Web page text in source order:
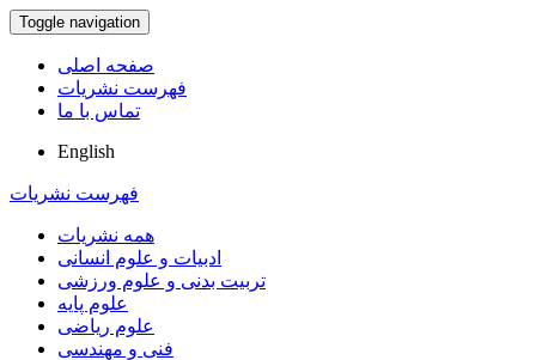
Toggle navigation
صفحه اصلی
فهرست نشریات
تماس با ما
English
فهرست نشریات
همه نشریات
ادبیات و علوم انسانی
تربیت بدنی و علوم ورزشی
علوم پایه
علوم ریاضی
فنی و مهندسی